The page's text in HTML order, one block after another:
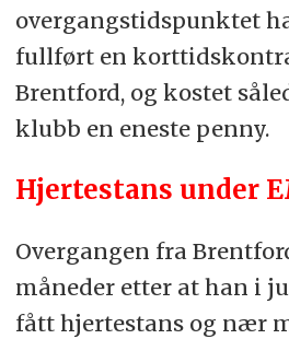
overgangstidspunktet
fullført en
Brentford, og kostet
klubb en eneste penny.
Hjertestans under
Overgangen fra
måneder etter at han i
fått hjertestans og nær